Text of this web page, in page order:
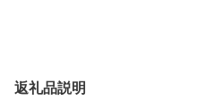
返礼品説明